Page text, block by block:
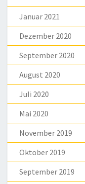
Januar 2021
Dezember 2020
September 2020
August 2020
Juli 2020
Mai 2020
November 2019
Oktober 2019
September 2019